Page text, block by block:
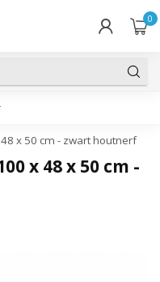
0
x 50 cm - zwart houtnerf
x 48 x 50 cm -